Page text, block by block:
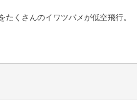
たくさんのイワツバメが低空飛行。